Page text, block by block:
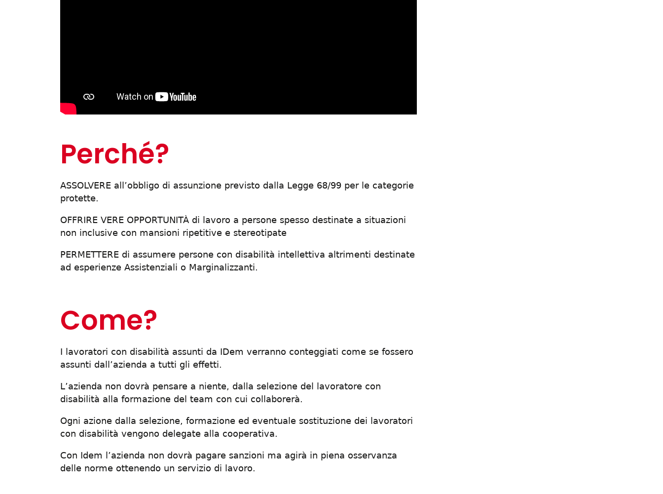
Perché?
ASSOLVERE all’obbligo di assunzione previsto dalla Legge 68/99 per le categorie
protette.
OFFRIRE VERE OPPORTUNITÀ di lavoro a persone spesso destinate a situazioni
non inclusive con mansioni ripetitive e stereotipate
PERMETTERE di assumere persone con disabilità intellettiva altrimenti destinate
ad esperienze Assistenziali o Marginalizzanti.
Come?
I lavoratori con disabilità assunti da IDem verranno conteggiati come se fossero
assunti dall’azienda a tutti gli effetti.
L’azienda non dovrà pensare a niente, dalla selezione del lavoratore con
disabilità alla formazione del team con cui collaborerà.
Ogni azione dalla selezione, formazione ed eventuale sostituzione dei lavoratori
con disabilità vengono delegate alla cooperativa.
Con Idem l’azienda non dovrà pagare sanzioni ma agirà in piena osservanza
delle norme ottenendo un servizio di lavoro.